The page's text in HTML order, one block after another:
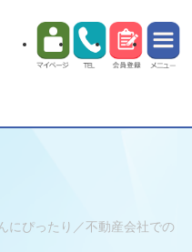
にぴったり／不動産会社での